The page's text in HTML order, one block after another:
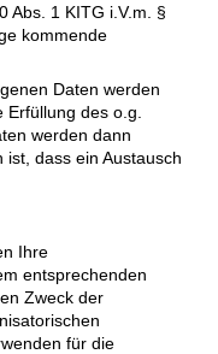
Abs. 1 KITG i.V.m. §
kommende
Daten werden
des o.g.
werden dann
dass ein Austausch
Ihre
entsprechenden
Zweck der
für die